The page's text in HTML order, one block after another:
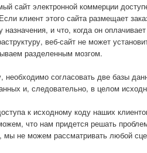
сайт электронной коммерции
клиент этого сайта размещает
назначения, и что, когда он
веб-сайт не может
разделенным мозгом.
необходимо согласовать две базы
и, следовательно, в целом
к исходному коду наших
что нам придется решать
мы не можем рассматривать любой